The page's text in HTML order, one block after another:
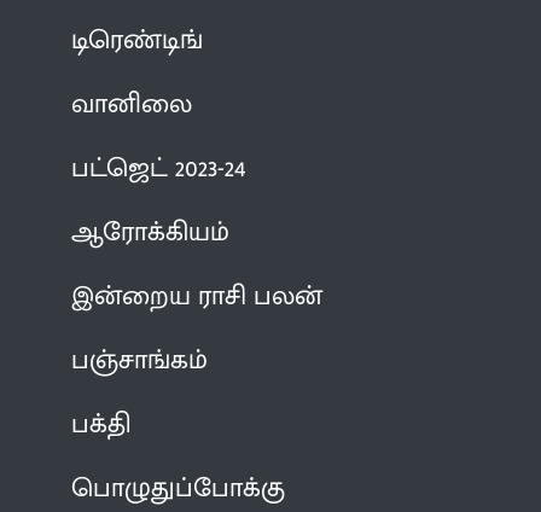
டிரெண்டிங்
வானிலை
பட்ஜெட் 2023-24
ஆரோக்கியம்
இன்றைய ராசி பலன்
பஞ்சாங்கம்
பக்தி
பொழுதுப்போக்கு